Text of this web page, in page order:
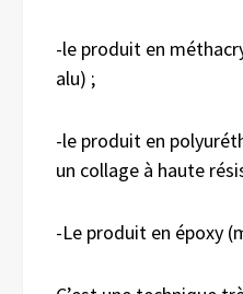
-le produit en
alu) ;
-le produit en
un collage à haute
-Le produit en époxy